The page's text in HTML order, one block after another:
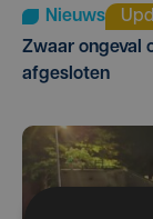
Nieuws
Zwaar ongeval
afgesloten